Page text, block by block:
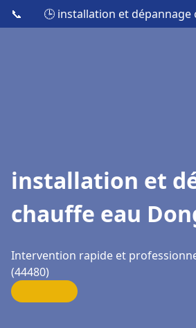
📞 🕒 installation et dépannage
installation et
chauffe eau
Intervention rapide et
(44480)